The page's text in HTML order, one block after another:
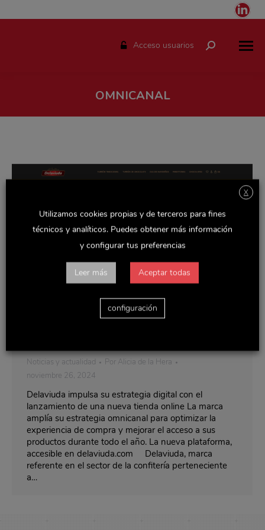
Acceso usuarios Buscar:
OMNICANAL
Delaviuda impulsa su estrategia digital
con el lanzamiento de una nueva tienda
Noticias y actualidad Por Alicia de la Hera
noviembre 26, 2024
Delaviuda impulsa su estrategia digital con el
lanzamiento de una nueva tienda online La marca
amplía su estrategia omnicanal para optimizar la
experiencia de compra y mejorar el acceso a sus
productos durante todo el año. La nueva plataforma,
accesible en delaviuda.com Delaviuda, marca
referente en el sector de la confitería perteneciente
a…
X
Utilizamos cookies propias y de terceros para fines
técnicos y analíticos. Puedes obtener más información
y configurar tus preferencias
Leer más Aceptar todas
configuración